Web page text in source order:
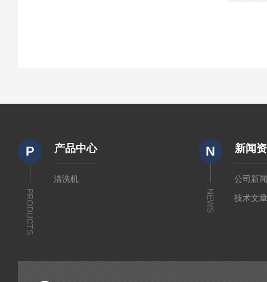
P
PRODUCTS
产品中心
清洗机
N
NEWS
新闻
公司新
技术文